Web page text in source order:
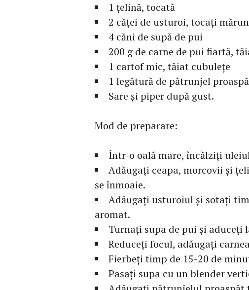
1 țelină, tocată
2 căței de usturoi, tocați
4 căni de supă de pui
200 g de carne de pui fiartă,
1 cartof mic, tăiat cubulețe
1 legătură de pătrunjel
Sare și piper după gust.
Mod de preparare:
Într-o oală mare, încălziți
Adăugați ceapa, morcovii și
se înmoaie.
Adăugați usturoiul și sotați
aromat.
Turnați supa de pui și aduceți
Reduceți focul, adăugați
Fierbeți timp de 15-20 de
Pasați supa cu un blender